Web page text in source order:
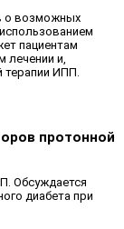
о возможных
пациентам
и,
ИПП.
протонной
Обсуждается
диабета при